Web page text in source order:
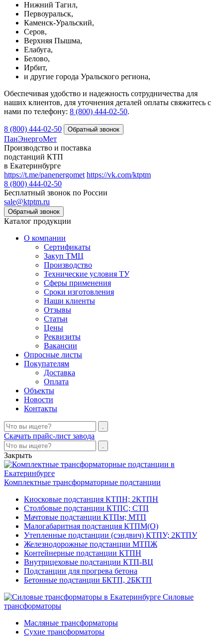
Нижний Тагил,
Первоуральск,
Каменск-Уральский,
Серов,
Верхняя Пышма,
Елабуга,
Белово,
Ирбит,
и другие города Уральского региона,
Обеспечивая удобство и надежность сотрудничества для
наших клиентов, для уточнения деталей оплаты свяжитесь с
нами по телефону: 8 (800) 444-02-50.
8 (800) 444-02-50
ПанЭнергоМет
Производство и поставка
подстанций КТП
в Екатеринбурге
https://t.me/panenergomet https://vk.com/ktptm
8 (800) 444-02-50
Бесплатный звонок по России
sale@ktptm.ru
Каталог продукции
О компании
Сертификаты
Закуп ТМЦ
Производство
Технические условия ТУ
Сферы применения
Сроки изготовления
Наши клиенты
Отзывы
Статьи
Цены
Реквизиты
Вакансии
Опросные листы
Покупателям
Доставка
Оплата
Объекты
Новости
Контакты
Скачать прайс-лист завода
Закрыть
Комплектные трансформаторные подстанции
Киосковые подстанция КТПН; 2КТПН
Столбовые подстанции КТПС; СТП
Мачтовые подстанции КТПм; МТП
Малогабаритная подстанция КТПМ(О)
Утепленные подстанции (сэндвич) КТПУ; 2КТПУ
Железнодорожные подстанции МТПЖ
Контейнерные подстанции КТПН
Внутрицеховые подстанции КТП-ВЦ
Подстанции для прогрева бетона
Бетонные подстанции БКТП, 2БКТП
Силовые
трансформаторы
Масляные трансформаторы
Сухие трансформаторы